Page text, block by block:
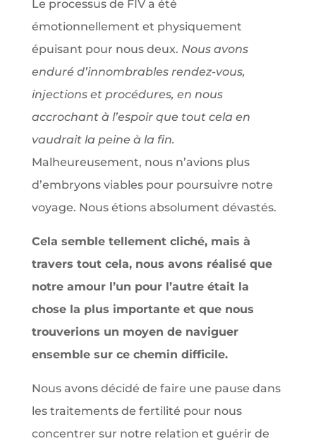
Le processus de FIV a été
émotionnellement et physiquement
épuisant pour nous deux. Nous avons
enduré d’innombrables rendez-vous,
injections et procédures, en nous
accrochant à l’espoir que tout cela en
vaudrait la peine à la fin.
Malheureusement, nous n’avions plus
d’embryons viables pour poursuivre notre
voyage. Nous étions absolument dévastés.
Cela semble tellement cliché, mais à
travers tout cela, nous avons réalisé que
notre amour l’un pour l’autre était la
chose la plus importante et que nous
trouverions un moyen de naviguer
ensemble sur ce chemin difficile.
Nous avons décidé de faire une pause dans
les traitements de fertilité pour nous
concentrer sur notre relation et guérir de